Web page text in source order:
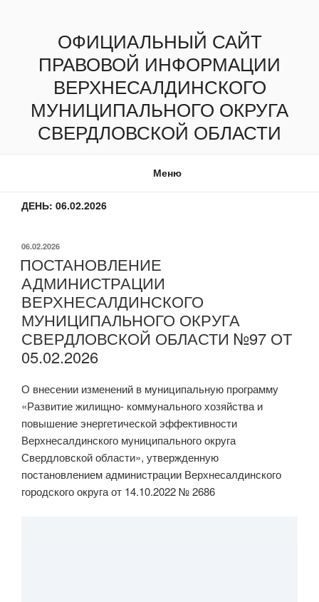
содержимомуОФИЦИАЛЬНЫЙ САЙТ
ПРАВОВОЙ ИНФОРМАЦИИ
ВЕРХНЕСАЛДИНСКОГО
МУНИЦИПАЛЬНОГО ОКРУГА
СВЕРДЛОВСКОЙ ОБЛАСТИ
Меню
ДЕНЬ: 06.02.2026
ОПУБЛИКОВАНО
06.02.2026
ПОСТАНОВЛЕНИЕ
АДМИНИСТРАЦИИ
ВЕРХНЕСАЛДИНСКОГО
МУНИЦИПАЛЬНОГО ОКРУГА
СВЕРДЛОВСКОЙ ОБЛАСТИ №97 ОТ
05.02.2026
О внесении изменений в муниципальную программу
«Развитие жилищно- коммунального хозяйства и
повышение энергетической эффективности
Верхнесалдинского муниципального округа
Свердловской области», утвержденную
постановлением администрации Верхнесалдинского
городского округа от 14.10.2022 № 2686